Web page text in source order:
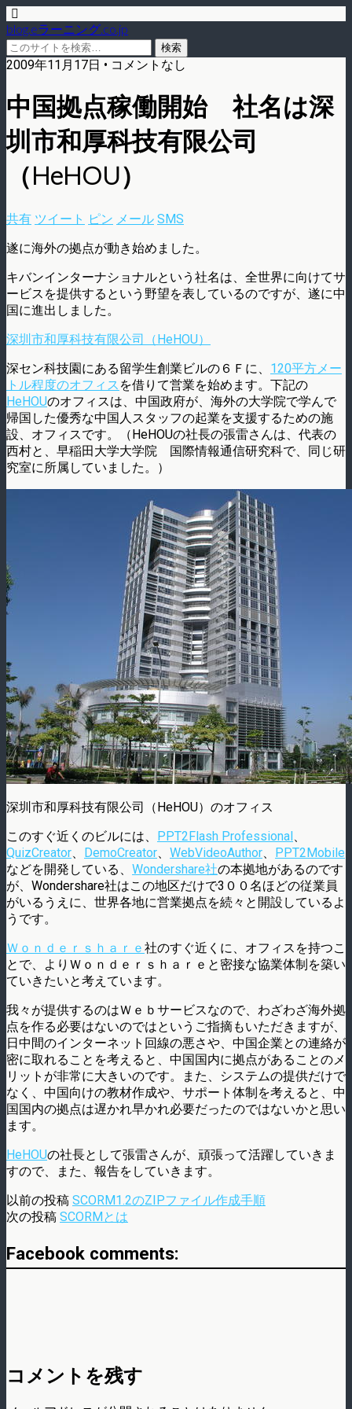
blog.eラーニング.co.jp
2009年11月17日 • コメントなし
中国拠点稼働開始 社名は深
圳市和厚科技有限公司
（HeHOU）
共有 ツイート ピン メール SMS
遂に海外の拠点が動き始めました。
キバンインターナショナルという社名は、全世界に向けてサ
ービスを提供するという野望を表しているのですが、遂に中
国に進出しました。
深圳市和厚科技有限公司（HeHOU）
深セン科技園にある留学生創業ビルの６Ｆに、 120平方メー
トル程度のオフィス を借りて営業を始めます。下記の
HeHOUのオフィスは、中国政府が、海外の大学院で学んで
帰国した優秀な中国人スタッフの起業を支援するための施
設、オフィスです。（HeHOUの社長の張雷さんは、代表の
西村と、早稲田大学大学院 国際情報通信研究科で、同じ研
究室に所属していました。）
深圳市和厚科技有限公司（HeHOU）のオフィス
このすぐ近くのビルには、 PPT2Flash Professional、
QuizCreator、 DemoCreator、 WebVideoAuthor、 PPT2Mobile
などを開発している、 Wondershare社の本拠地があるのです
が、Wondershare社はこの地区だけで3００名ほどの従業員
がいるうえに、世界各地に営業拠点を続々と開設しているよ
うです。
Ｗｏｎｄｅｒｓｈａｒｅ 社のすぐ近くに、オフィスを持つこ
とで、よりＷｏｎｄｅｒｓｈａｒｅと密接な協業体制を築い
ていきたいと考えています。
我々が提供するのはＷｅｂサービスなので、わざわざ海外拠
点を作る必要はないのではというご指摘もいただきますが、
日中間のインターネット回線の悪さや、中国企業との連絡が
密に取れることを考えると、中国国内に拠点があることのメ
リットが非常に大きいのです。また、システムの提供だけで
なく、中国向けの教材作成や、サポート体制を考えると、中
国国内の拠点は遅かれ早かれ必要だったのではないかと思い
ます。
HeHOUの社長として張雷さんが、頑張って活躍していきま
すので、また、報告をしていきます。
以前の投稿 SCORM1.2のZIPファイル作成手順
次の投稿 SCORMとは
Facebook comments:
コメントを残す